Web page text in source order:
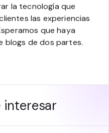
la tecnología que
las experiencias
que haya
blogs de dos partes.
interesar